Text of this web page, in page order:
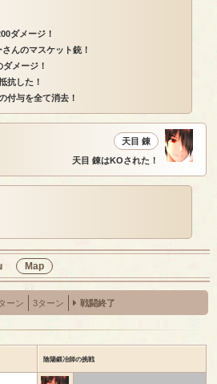
ダメージ！
んのマスケット銃！
メージ！
抗した！
付与を全て消去！
天目 錬
天目 錬はKOされた！
Map
ーン 3ターン 戦闘終了
陰陽鍛冶師の挑戦